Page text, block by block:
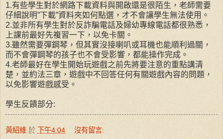
1.有些學生對於網路下載資料與開啟還是很陌生，老師需要
仔細說明”下載”資料夾如何點選，才不會讓學生無法使用。
2.並非所有學生對於反詐騙電話及婦幼專線電話都很熟悉，
上課前最好先複習一下，以免卡關。
3.雖然需要彈鋼琴，但其實沒接喇叭或耳機也能順利過關，
而不會彈鋼琴的孩子也不會受影響，都能操作完成。
4.老師最好在學生開始玩遊戲之前先將要注意的重點講清
楚，並約法三章，遊戲中不回答任何有關遊戲內容的問題，
以免影響遊戲感受。
學生反饋部分:
黃紹維 於 下午4:04 沒有留言: